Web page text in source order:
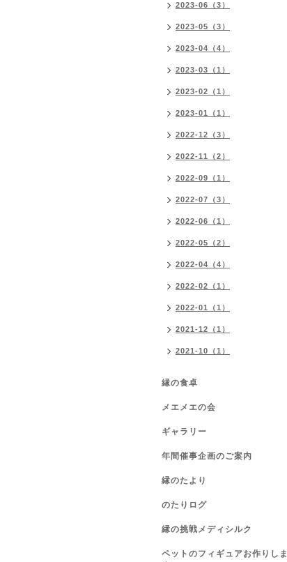
2023-06（3）
2023-05（3）
2023-04（4）
2023-03（1）
2023-02（1）
2023-01（1）
2022-12（3）
2022-11（2）
2022-09（1）
2022-07（3）
2022-06（1）
2022-05（2）
2022-04（4）
2022-02（1）
2022-01（1）
2021-12（1）
2021-10（1）
縁の食卓
メエメエの会
ギャラリー
年間催事企画のご案内
縁のたより
のたりログ
縁の挑戦メディシルク
ペットのフィギュアお作りしま